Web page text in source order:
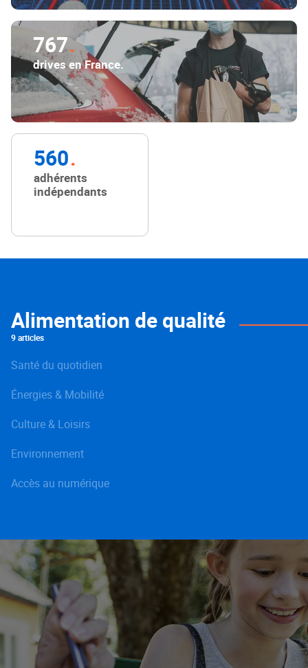
767
drives en France.
560
adhérents
indépendants
Alimentation de qualité
9 articles
Santé du quotidien
Énergies & Mobilité
Culture & Loisirs
Environnement
Accès au numérique